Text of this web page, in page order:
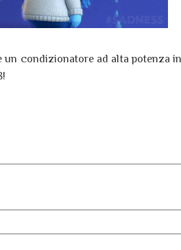
condizionatore ad alta potenza